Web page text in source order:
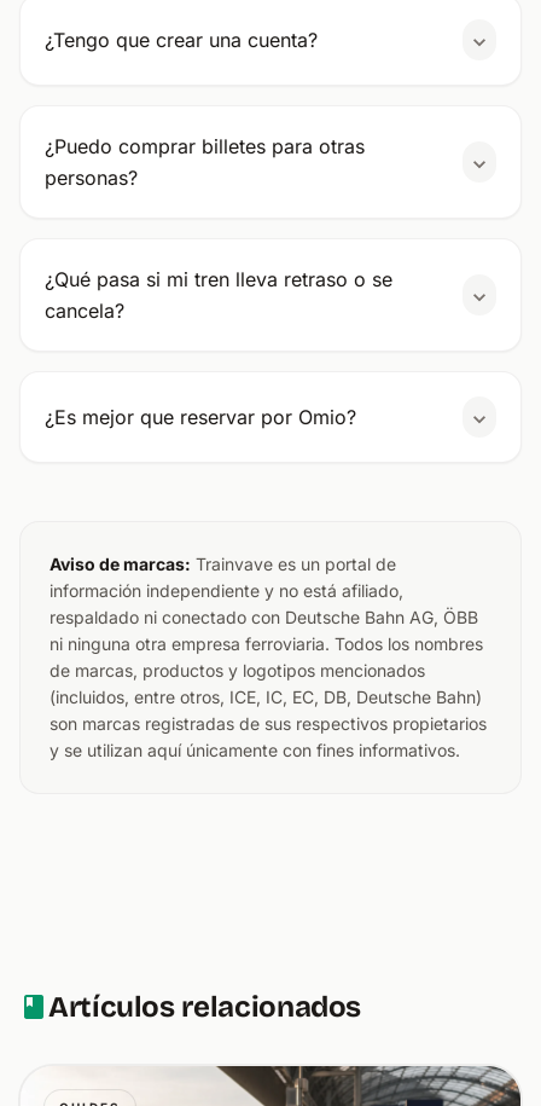
¿Tengo que crear una cuenta?
¿Puedo comprar billetes para otras
personas?
¿Qué pasa si mi tren lleva retraso o se
cancela?
¿Es mejor que reservar por Omio?
Aviso de marcas: Trainvave es un portal de
información independiente y no está afiliado,
respaldado ni conectado con Deutsche Bahn AG, ÖBB
ni ninguna otra empresa ferroviaria. Todos los nombres
de marcas, productos y logotipos mencionados
(incluidos, entre otros, ICE, IC, EC, DB, Deutsche Bahn)
son marcas registradas de sus respectivos propietarios
y se utilizan aquí únicamente con fines informativos.
Artículos relacionados